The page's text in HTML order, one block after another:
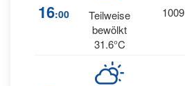
16:00
Teilweise
bewölkt
31.6°C
1009